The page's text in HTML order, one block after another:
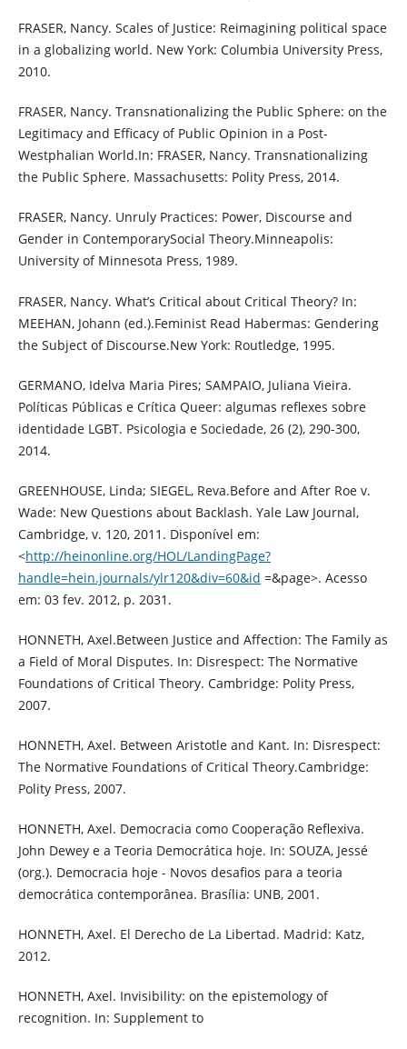
FRASER, Nancy. Scales of Justice: Reimagining political space
in a globalizing world. New York: Columbia University Press,
2010.
FRASER, Nancy. Transnationalizing the Public Sphere: on the
Legitimacy and Efficacy of Public Opinion in a Post-
Westphalian World.In: FRASER, Nancy. Transnationalizing
the Public Sphere. Massachusetts: Polity Press, 2014.
FRASER, Nancy. Unruly Practices: Power, Discourse and
Gender in ContemporarySocial Theory.Minneapolis:
University of Minnesota Press, 1989.
FRASER, Nancy. What’s Critical about Critical Theory? In:
MEEHAN, Johann (ed.).Feminist Read Habermas: Gendering
the Subject of Discourse.New York: Routledge, 1995.
GERMANO, Idelva Maria Pires; SAMPAIO, Juliana Vieira.
Políticas Públicas e Crítica Queer: algumas reflexes sobre
identidade LGBT. Psicologia e Sociedade, 26 (2), 290-300,
2014.
GREENHOUSE, Linda; SIEGEL, Reva.Before and After Roe v.
Wade: New Questions about Backlash. Yale Law Journal,
Cambridge, v. 120, 2011. Disponível em:
<http://heinonline.org/HOL/LandingPage?
handle=hein.journals/ylr120&div=60&id =&page>. Acesso
em: 03 fev. 2012, p. 2031.
HONNETH, Axel.Between Justice and Affection: The Family as
a Field of Moral Disputes. In: Disrespect: The Normative
Foundations of Critical Theory. Cambridge: Polity Press,
2007.
HONNETH, Axel. Between Aristotle and Kant. In: Disrespect:
The Normative Foundations of Critical Theory.Cambridge:
Polity Press, 2007.
HONNETH, Axel. Democracia como Cooperação Reflexiva.
John Dewey e a Teoria Democrática hoje. In: SOUZA, Jessé
(org.). Democracia hoje - Novos desafios para a teoria
democrática contemporânea. Brasília: UNB, 2001.
HONNETH, Axel. El Derecho de La Libertad. Madrid: Katz,
2012.
HONNETH, Axel. Invisibility: on the epistemology of
recognition. In: Supplement to